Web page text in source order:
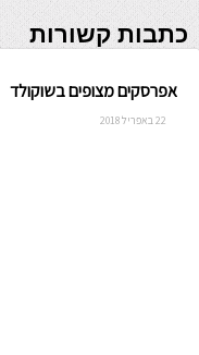
כתבות קשורות
אפרסקים מצופים בשוקולד
22 באפריל 2018